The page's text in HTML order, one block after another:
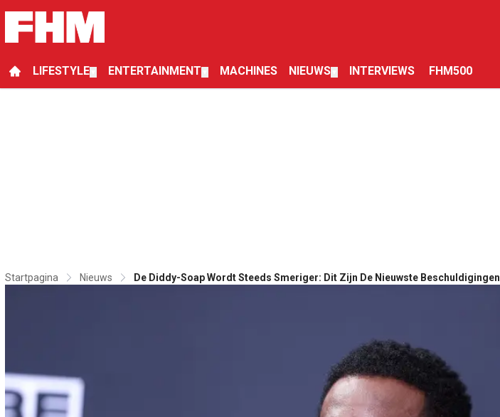
LIFESTYLE ENTERTAINMENT MACHINES NIEUWS INTERVIEWS FHM500
Startpagina Nieuws De Diddy-Soap Wordt Steeds Smeriger: Dit Zijn De Nieuwste Beschuldigingen